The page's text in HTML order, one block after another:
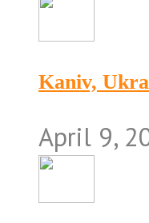
Kaniv,
April 9,